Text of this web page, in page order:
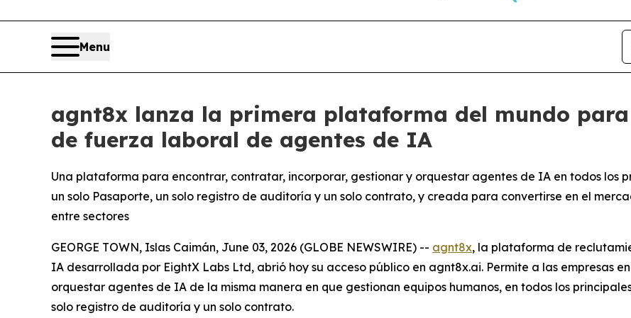
Menu
agnt8x lanza la primera plataforma del mundo
de fuerza laboral de agentes de IA
Una plataforma para encontrar, contratar, incorporar, gestionar y orquestar agentes de IA en todos los
un solo Pasaporte, un solo registro de auditoría y un solo contrato, y creada para convertirse en el
entre sectores
GEORGE TOWN, Islas Caimán, June 03, 2026 (GLOBE NEWSWIRE) -- agnt8x, la plataforma de
IA desarrollada por EightX Labs Ltd, abrió hoy su acceso público en agnt8x.ai. Permite a las empresas
orquestar agentes de IA de la misma manera en que gestionan equipos humanos, en todos los
solo registro de auditoría y un solo contrato.